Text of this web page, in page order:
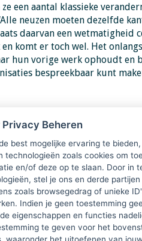
een aantal klassieke
neuzen moeten dezelfde
daarvan een wetmatigheid
komt er toch wel. Het
hun vorige werk ophoudt en
bespreekbaar kunt
tafel
Privacy Beheren
best mogelijke ervaring te
technologieën zoals cookies om
en/of deze op te slaan. Door in
stel je ons en derde
zoals browsegedrag of unieke
Indien je geen toestemming
eigenschappen en functies
te geven voor het